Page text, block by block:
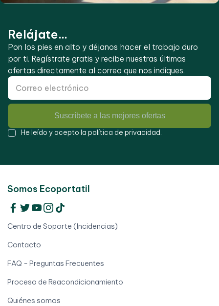
Relájate...
Pon los pies en alto y déjanos hacer el trabajo duro
por ti. Regístrate gratis y recibe nuestras últimas
ofertas directamente al correo que nos indiques.
Suscríbete a las mejores ofertas
He leído y acepto la política de privacidad.
Somos Ecoportatil
Centro de Soporte (Incidencias)
Contacto
FAQ - Preguntas Frecuentes
Proceso de Reacondicionamiento
Quiénes somos